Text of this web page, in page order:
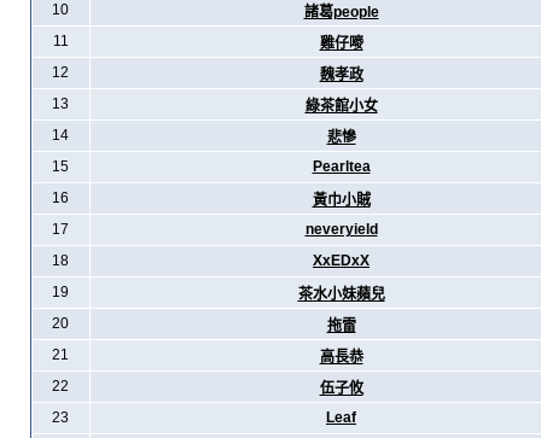
10
諸葛people
11
雞仔嘜
12
魏孝政
13
綠茶館小女
14
悲慘
15
Pearltea
16
黃巾小賊
17
neveryield
18
XxEDxX
19
茶水小妹蘋兒
20
拖雷
21
高長恭
22
伍子攸
23
Leaf